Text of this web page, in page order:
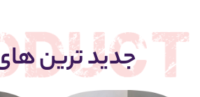
جدید ترین های